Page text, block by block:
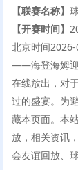
【联赛名称】
【开赛时间】
北京时间
——海登海姆迎
在线放出，对
过的盛宴。为
藏本页面。本
放，相关资讯
会友谊回放、